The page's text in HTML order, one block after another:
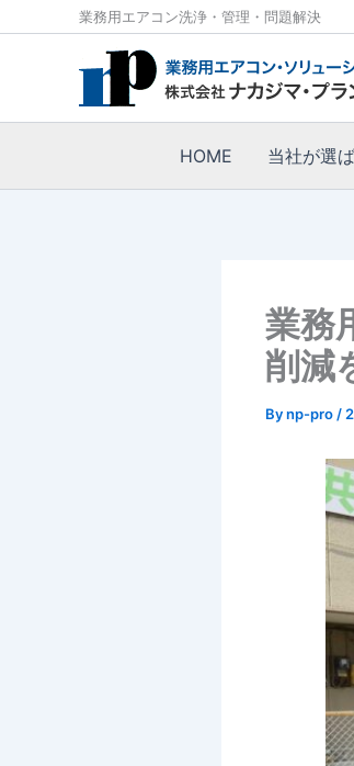
キ
プ
業務用エアコン洗浄・管理・問題解決
HOME 当社が選
業務
削減
Bynp-pro /